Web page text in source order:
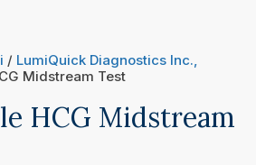
/ LumiQuick Diagnostics Inc.,
Midstream Test
HCG Midstream